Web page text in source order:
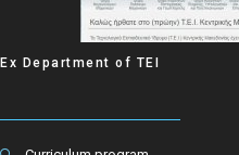
Ex Department of ΤΕΙ